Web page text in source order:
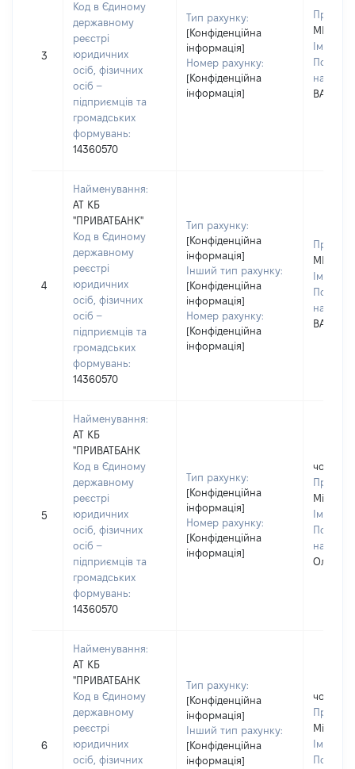
3
Код в Єдиному
державному
реєстрі
юридичних
осіб, фізичних
осіб –
підприємців та
громадських
формувань:
14360570
Тип рахунку:
[Конфіденційна
інформація]
Номер рахунку:
[Конфіденційна
інформація]
Ім'я:
По
4
Найменування:
АТ КБ
"ПРИВАТБАНК"
Код в Єдиному
державному
реєстрі
юридичних
осіб, фізичних
осіб –
підприємців та
громадських
формувань:
14360570
Тип рахунку:
[Конфіденційна
інформація]
Інший тип рахунку:
[Конфіденційна
інформація]
Номер рахунку:
[Конфіденційна
інформація]
Ім'я:
По
5
Найменування:
АТ КБ
"ПРИВАТБАНК
Код в Єдиному
державному
реєстрі
юридичних
осіб, фізичних
осіб –
підприємців та
громадських
формувань:
14360570
Тип рахунку:
[Конфіденційна
інформація]
Номер рахунку:
[Конфіденційна
інформація]
чоловік
Ім'я:
По
6
Найменування:
АТ КБ
"ПРИВАТБАНК
Код в Єдиному
державному
реєстрі
юридичних
осіб, фізичних
Тип рахунку:
[Конфіденційна
інформація]
Інший тип рахунку:
[Конфіденційна
інформація]
чоловік
Ім'я:
По